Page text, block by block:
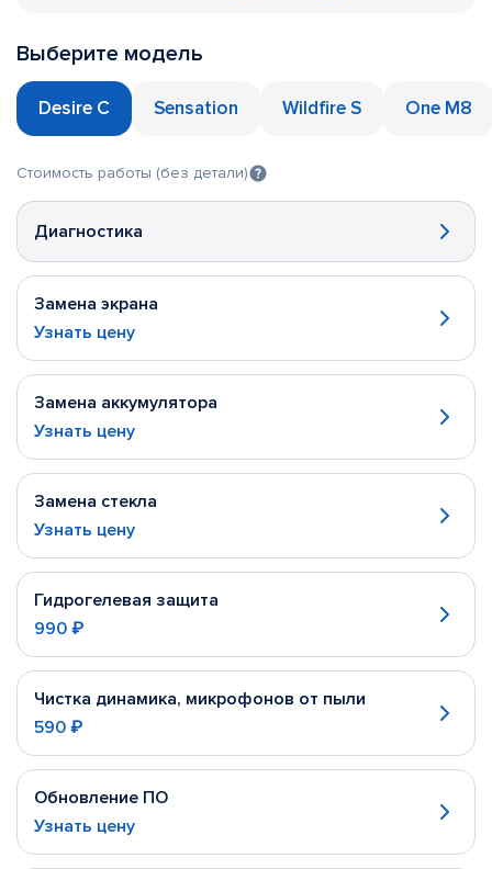
Выберите модель
Desire C Sensation Wildfire S One M8
Стоимость работы (без детали)
Диагностика
Замена экрана
Узнать цену
Замена аккумулятора
Узнать цену
Замена стекла
Узнать цену
Гидрогелевая защита
990 ₽
Чистка динамика, микрофонов от пыли
590 ₽
Обновление ПО
Узнать цену